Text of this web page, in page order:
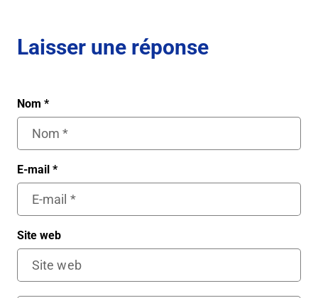
Laisser une réponse
Nom *
E-mail *
Site web